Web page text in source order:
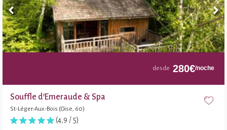
desde 280€/noche
Souffle d'Emeraude & Spa
St-Léger-Aux-Bois (Oise, 60)
(4,9 / 5)